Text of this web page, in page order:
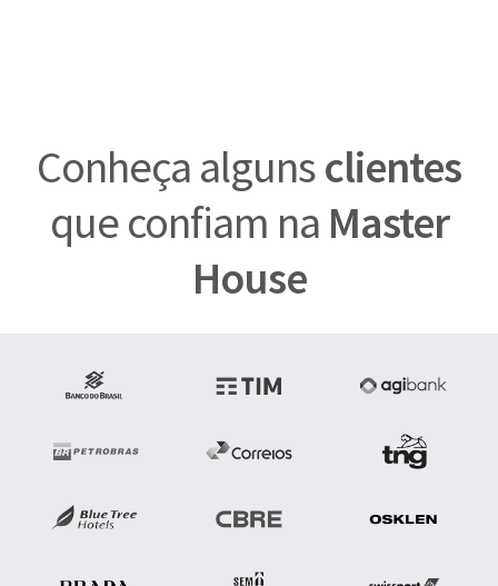
Conheça algunsclientes
que confiam na Master
House